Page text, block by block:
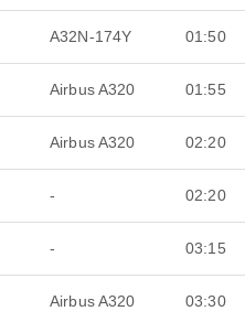
A32N-174Y 01:50
Airbus A320 01:55
Airbus A320 02:20
- 02:20
- 03:15
Airbus A320 03:30